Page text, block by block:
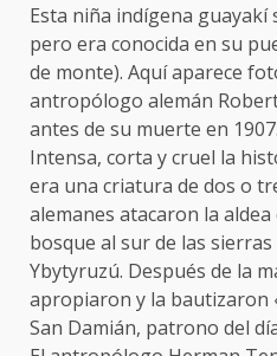
Esta niña indígena guayakí
pero era conocida en su
de monte). Aquí aparece
antropólogo alemán
antes de su muerte en 1907.
Intensa, corta y cruel la
era una criatura de dos o
alemanes atacaron la
bosque al sur de las
Ybytyruzú. Después de la
apropiaron y la bautizaron
San Damián, patrono del